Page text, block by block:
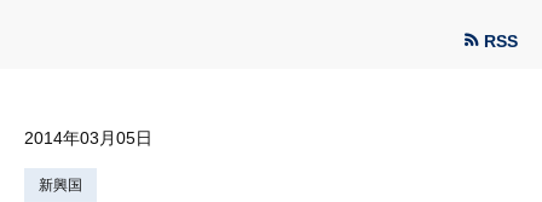
RSS
2014年03月05日
新興国